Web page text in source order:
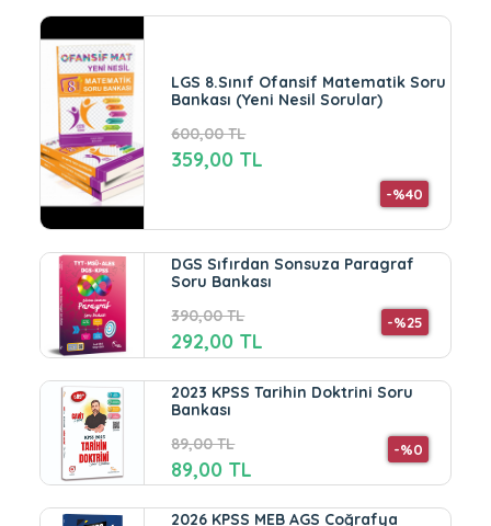
LGS 8.Sınıf Ofansif Matematik Soru
Bankası (Yeni Nesil Sorular)
600,00 TL
-%40
359,00 TL
DGS Sıfırdan Sonsuza Paragraf
Soru Bankası
390,00 TL
-%25
292,00 TL
2023 KPSS Tarihin Doktrini Soru
Bankası
89,00 TL
-%0
89,00 TL
2026 KPSS MEB AGS Coğrafya